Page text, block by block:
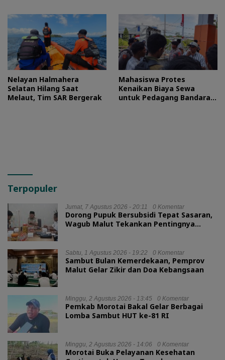
Nelayan Halmahera
Selatan Hilang Saat
Melaut, Tim SAR Bergerak
Mahasiswa Protes
Kenaikan Biaya Sewa
untuk Pedagang Bandara
Terpopuler
Jumat, 7 Agustus 2026 - 20:11 0 Komentar
Dorong Pupuk Bersubsidi Tepat Sasaran,
Wagub Malut Tekankan Pentingnya
Sabtu, 1 Agustus 2026 - 19:22 0 Komentar
Sambut Bulan Kemerdekaan, Pemprov
Malut Gelar Zikir dan Doa Kebangsaan
Minggu, 2 Agustus 2026 - 13:45 0 Komentar
Pemkab Morotai Bakal Gelar Berbagai
Lomba Sambut HUT ke-81 RI
Minggu, 2 Agustus 2026 - 14:06 0 Komentar
Morotai Buka Pelayanan Kesehatan